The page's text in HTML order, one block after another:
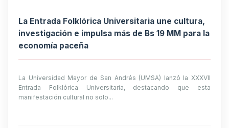
La Entrada Folklórica Universitaria une cultura,
investigación e impulsa más de Bs 19 MM para la
economía paceña
La Universidad Mayor de San Andrés (UMSA) lanzó la XXXVII
Entrada Folklórica Universitaria, destacando que esta
manifestación cultural no solo...